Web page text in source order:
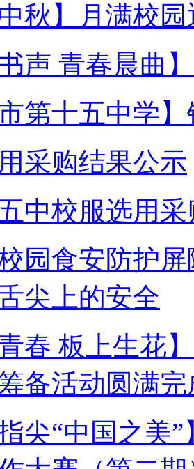
中秋】月满校
书声 青春晨曲
市第十五中学
采购结果公示
中校服选用
校园食安防护
尖上的安全
青春 板上生花
备活动圆满完
指尖“中国之美